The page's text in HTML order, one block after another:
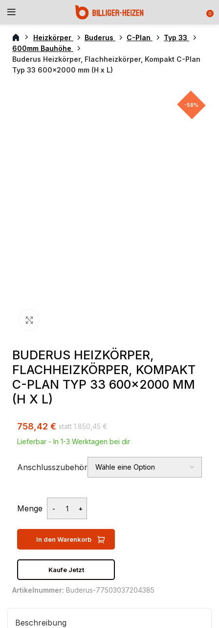
0
Heizkörper Buderus C-Plan
Typ 33
600mm Bauhöhe
Buderus Heizkörper, Flachheizkörper, Kompakt C-Plan
Typ 33 600×2000 mm (H x L)
-58%
BUDERUS HEIZKÖRPER,
FLACHHEIZKÖRPER, KOMPAKT
C-PLAN TYP 33 600×2000 MM
(H X L)
1.850,45 €
758,42 €
Lieferbar - In 1-3 Werktagen bei dir
Anschlusszubehör
Menge
In den Warenkorb
Kaufe Jetzt
Artikelnummer: Buderus-77503037204385
Beschreibung